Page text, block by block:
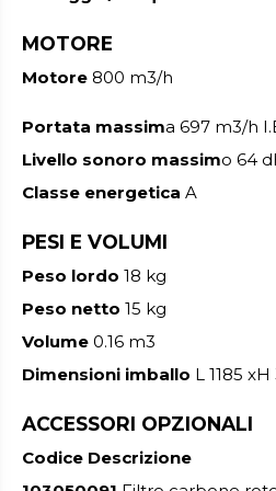
MOTORE
Motore 800 m3/h
Portata massima 697 m3/h
Livello sonoro massimo 64
Classe energetica A
PESI E VOLUMI
Peso lordo 18 kg
Peso netto 15 kg
Volume 0.16 m3
Dimensioni imballo L 1185
ACCESSORI OPZIONALI
Codice Descrizione